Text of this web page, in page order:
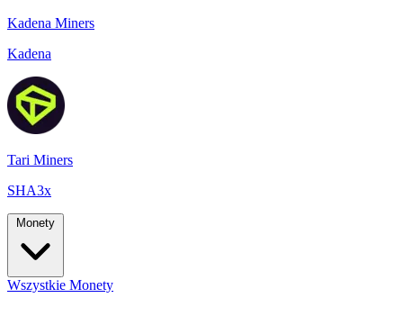
Kadena Miners
Kadena
Tari Miners
SHA3x
Monety
Wszystkie Monety